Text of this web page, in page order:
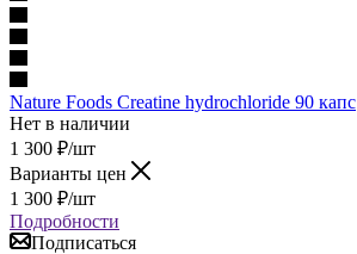
Nature Foods Creatine hydrochloride 90 капс
Нет в наличии
1 300 ₽/шт
Варианты цен
1 300 ₽/шт
Подробности
Подписаться